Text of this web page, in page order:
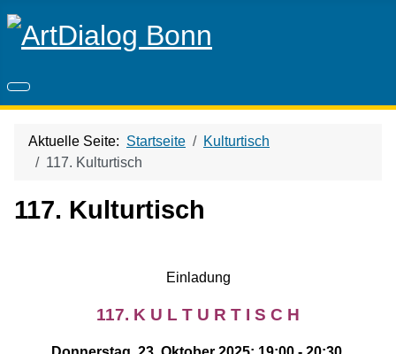
Aktuelle Seite: Startseite
Kulturtisch
117. Kulturtisch
117. Kulturtisch
Einladung
117. K U L T U R T I S C H